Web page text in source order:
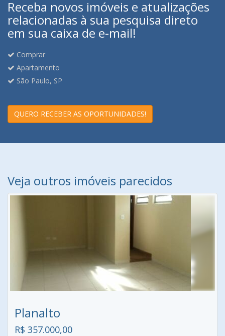
Receba novos imóveis e atualizações
relacionadas à sua pesquisa direto
em sua caixa de e-mail!
Comprar
Apartamento
São Paulo, SP
QUERO RECEBER AS OPORTUNIDADES!
Veja outros imóveis parecidos
Planalto
R$ 357.000,00